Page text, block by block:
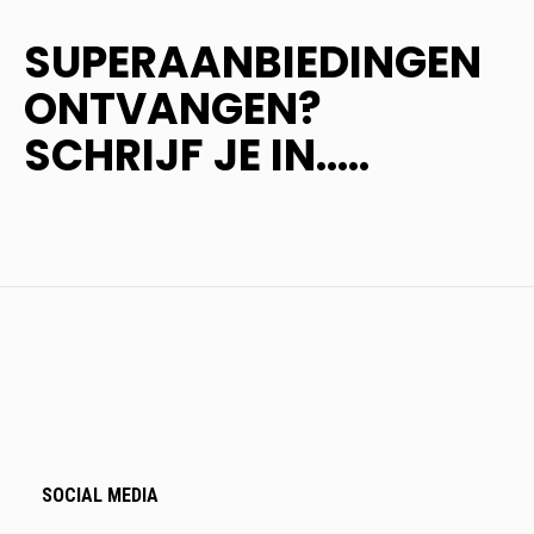
SUPERAANBIEDINGEN
ONTVANGEN?
SCHRIJF JE IN.....
SOCIAL MEDIA